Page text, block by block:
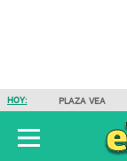
HOY: PLAZA VEA